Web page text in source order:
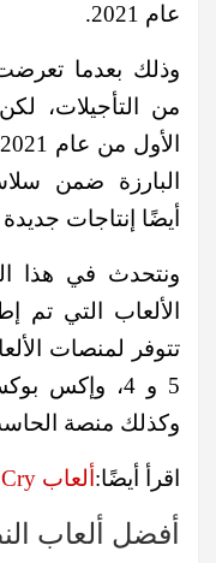
عام 2021.
وذلك بعدما
من التأجيلات،
البارزة ضمن
أيضًا إنتاجات جديدة
ونتحدث في هذا
الألعاب التي تم
تتوفر لمنصات
5 و 4، وإكس
وكذلك منصة
اقرأ أيضًا: ألعاب Far Cry مرتبة من الأسوأ للأفضل
أفضل ألعاب